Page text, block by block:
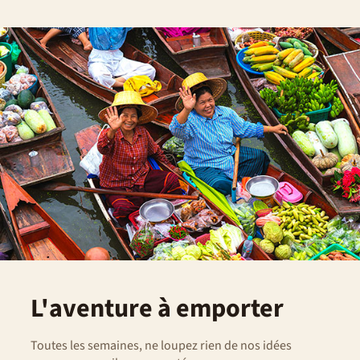
L'aventure à emporter
Toutes les semaines, ne loupez rien de nos idées